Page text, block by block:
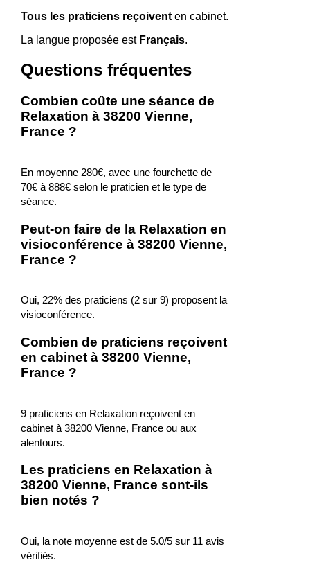
Tous les praticiens reçoiventen cabinet.
La langue proposée est Français.
Questions fréquentes
Combien coûte une séance de
Relaxation à 38200 Vienne,
France ?
En moyenne 280€, avec une fourchette de
70€ à 888€ selon le praticien et le type de
séance.
Peut-on faire de la Relaxation en
visioconférence à 38200 Vienne,
France ?
Oui, 22% des praticiens (2 sur 9) proposent la
visioconférence.
Combien de praticiens reçoivent
en cabinet à 38200 Vienne,
France ?
9 praticiens en Relaxation reçoivent en
cabinet à 38200 Vienne, France ou aux
alentours.
Les praticiens en Relaxation à
38200 Vienne, France sont-ils
bien notés ?
Oui, la note moyenne est de 5.0/5 sur 11 avis
vérifiés.